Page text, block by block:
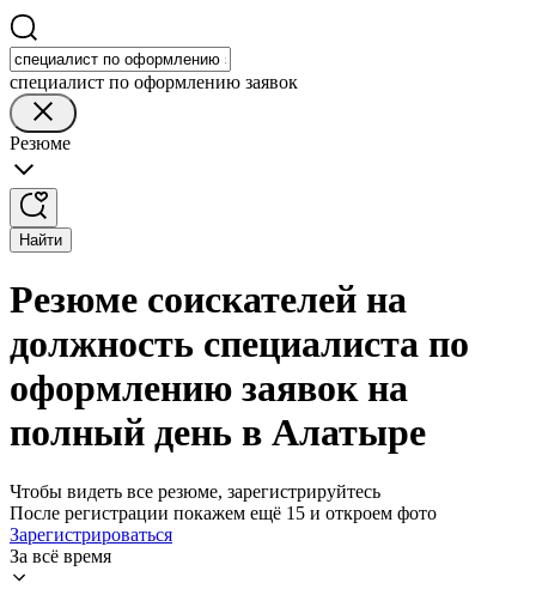
специалист по оформлению заявок
Резюме
Найти
Резюме соискателей на
должность специалиста по
оформлению заявок на
полный день в Алатыре
Чтобы видеть все резюме, зарегистрируйтесь
После регистрации покажем ещё 15 и откроем фото
Зарегистрироваться
За всё время